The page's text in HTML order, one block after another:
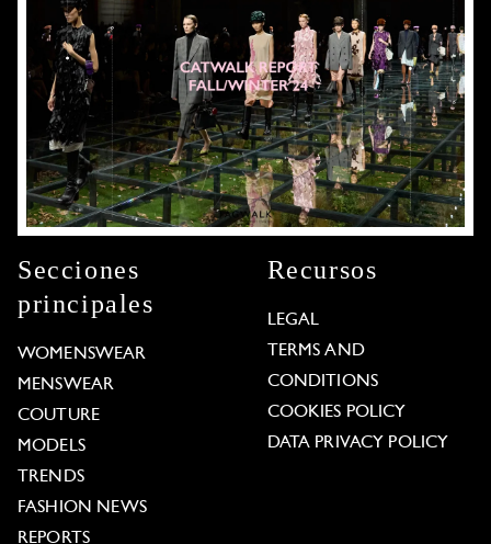
Secciones
principales
WOMENSWEAR
MENSWEAR
COUTURE
MODELS
TRENDS
FASHION NEWS
REPORTS
Recursos
LEGAL
TERMS AND
CONDITIONS
COOKIES POLICY
DATA PRIVACY POLICY